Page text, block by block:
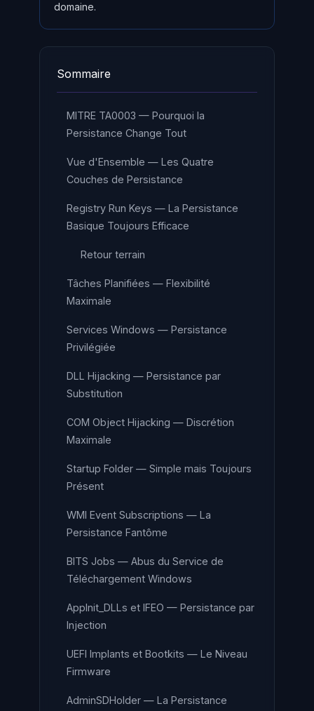
domaine.
Sommaire
MITRE TA0003 — Pourquoi la
Persistance Change Tout
Vue d'Ensemble — Les Quatre
Couches de Persistance
Registry Run Keys — La Persistance
Basique Toujours Efficace
Retour terrain
Tâches Planifiées — Flexibilité
Maximale
Services Windows — Persistance
Privilégiée
DLL Hijacking — Persistance par
Substitution
COM Object Hijacking — Discrétion
Maximale
Startup Folder — Simple mais Toujours
Présent
WMI Event Subscriptions — La
Persistance Fantôme
BITS Jobs — Abus du Service de
Téléchargement Windows
AppInit_DLLs et IFEO — Persistance par
Injection
UEFI Implants et Bootkits — Le Niveau
Firmware
AdminSDHolder — La Persistance